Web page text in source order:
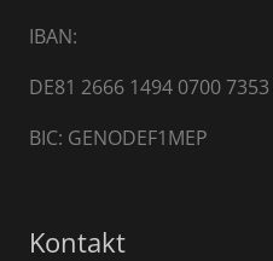
IBAN:
DE81 2666 1494 0700 7353
BIC: GENODEF1MEP
Kontakt